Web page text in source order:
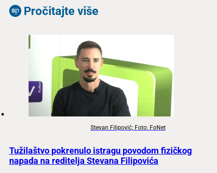
Pročitajte više
Stevan Filipović; Foto: FoNet
Tužilaštvo pokrenulo istragu povodom fizičkog
napada na reditelja Stevana Filipovića